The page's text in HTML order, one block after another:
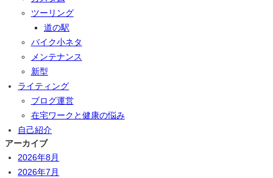
ツーリング
道の駅
バイク小ネタ
メンテナンス
新型
ライティング
ブログ運営
在宅ワークと健康の悩み
自己紹介
アーカイブ
2026年8月
2026年7月